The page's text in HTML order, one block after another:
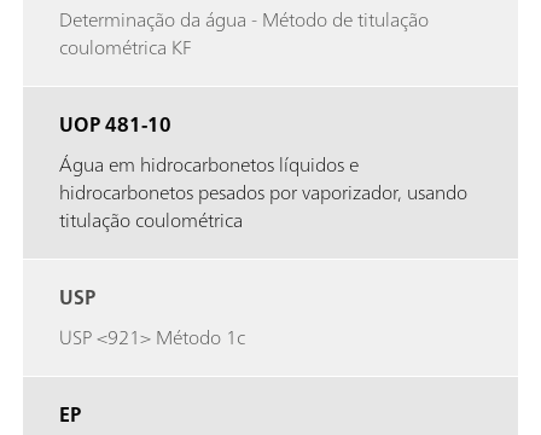
Determinação da água - Método de titulação
coulométrica KF
UOP 481-10
Água em hidrocarbonetos líquidos e
hidrocarbonetos pesados por vaporizador, usando
titulação coulométrica
USP
USP <921> Método 1c
EP